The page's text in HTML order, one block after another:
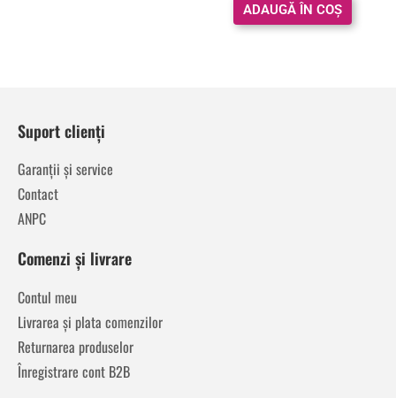
ADAUGĂ ÎN COȘ
Suport clienți
Garanții și service
Contact
ANPC
Comenzi și livrare
Contul meu
Livrarea și plata comenzilor
Returnarea produselor
Înregistrare cont B2B